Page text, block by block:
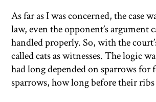
As far as I was concerned, the case
law, even the opponent’s argument
handled properly. So, with the
called cats as witnesses. The logic
had long depended on sparrows
sparrows, how long before their ribs